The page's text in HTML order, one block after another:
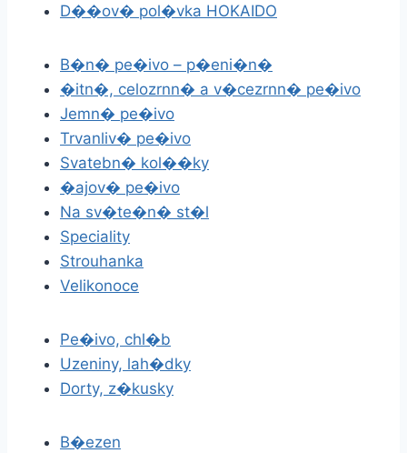
D��ov� pol�vka HOKAIDO
B�n� pe�ivo – p�eni�n�
�itn�, celozrnn� a v�cezrnn� pe�ivo
Jemn� pe�ivo
Trvanliv� pe�ivo
Svatebn� kol��ky
�ajov� pe�ivo
Na sv�te�n� st�l
Speciality
Strouhanka
Velikonoce
Pe�ivo, chl�b
Uzeniny, lah�dky
Dorty, z�kusky
B�ezen